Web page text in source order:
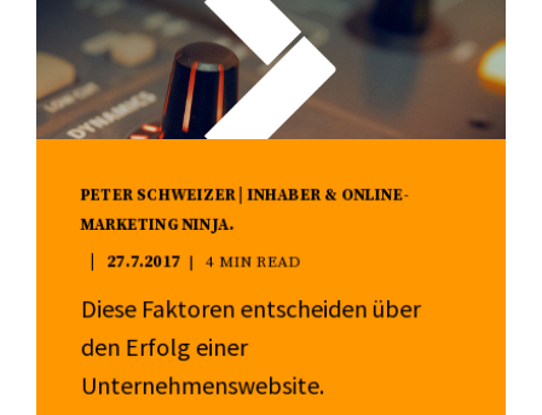
PETER SCHWEIZER | INHABER & ONLINE-
MARKETING NINJA.
27.7.2017
4 MIN READ
Diese Faktoren entscheiden über
den Erfolg einer
Unternehmenswebsite.